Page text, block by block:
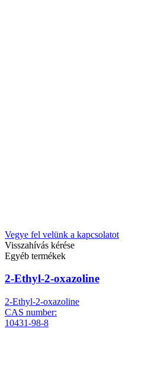
Vegye fel velünk a kapcsolatot
Visszahívás kérése
Egyéb termékek
2-Ethyl-2-oxazoline
2-Ethyl-2-oxazoline
CAS number:
10431-98-8